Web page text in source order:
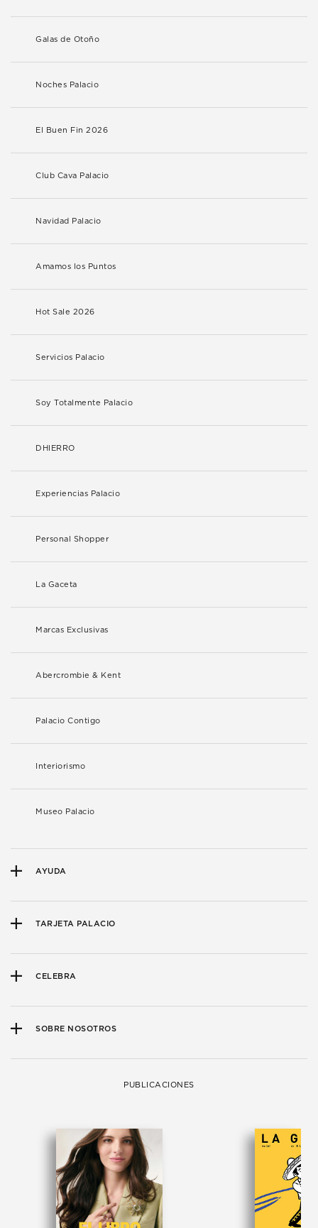
Galas de Otoño
Noches Palacio
El Buen Fin 2026
Club Cava Palacio
Navidad Palacio
Amamos los Puntos
Hot Sale 2026
Servicios Palacio
Soy Totalmente Palacio
DHIERRO
Experiencias Palacio
Personal Shopper
La Gaceta
Marcas Exclusivas
Abercrombie & Kent
Palacio Contigo
Interiorismo
Museo Palacio
AYUDA
TARJETA PALACIO
CELEBRA
SOBRE NOSOTROS
PUBLICACIONES